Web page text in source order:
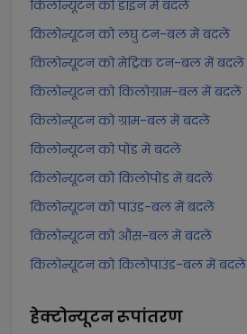
किलोन्यूटन को डाइन में बदलें
किलोन्यूटन को लघु टन-बल में बदलें
किलोन्यूटन को मेट्रिक टन-बल में बदलें
किलोन्यूटन को किलोग्राम-बल में बदलें
किलोन्यूटन को ग्राम-बल में बदलें
किलोन्यूटन को पोंड में बदलें
किलोन्यूटन को किलोपोंड में बदलें
किलोन्यूटन को पाउंड-बल में बदलें
किलोन्यूटन को औंस-बल में बदलें
किलोन्यूटन को किलोपाउंड-बल में बदलें
हेक्टोन्यूटनरूपांतरण